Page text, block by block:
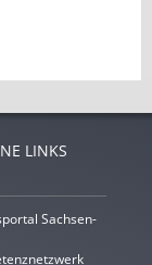
LINKS
Sachsen-